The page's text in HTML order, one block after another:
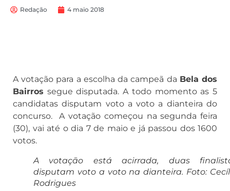
Redação 4 maio 2018
A votação para a escolha da campeã da Bela dos
Bairros segue disputada. A todo momento as 5
candidatas disputam voto a voto a dianteira do
concurso. A votação começou na segunda feira
(30), vai até o dia 7 de maio e já passou dos 1600
votos.
A votação está acirrada, duas
disputam voto a voto na dianteira. Foto:
Rodrigues